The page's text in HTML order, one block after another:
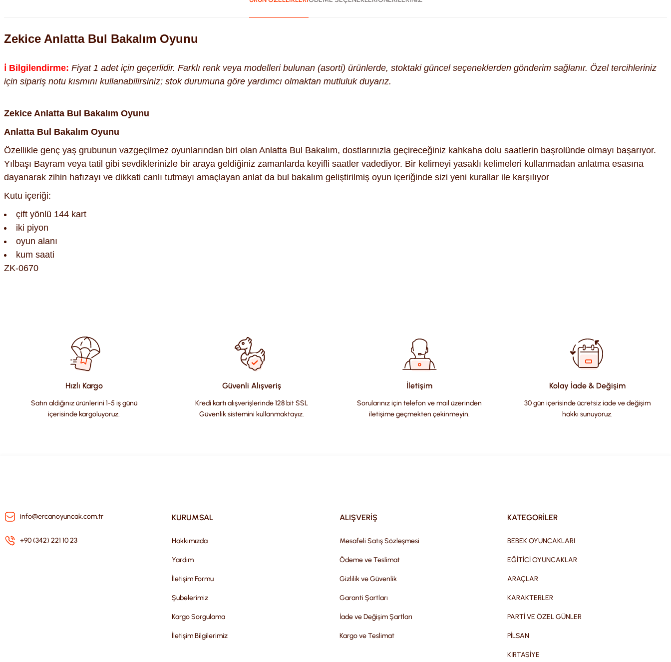
Zekice Anlatta Bul Bakalım Oyunu
ℹ️ Bilgilendirme: Fiyat 1 adet için geçerlidir. Farklı renk veya modelleri bulunan (asorti) ürünlerde, stoktaki güncel seçeneklerden gönderim sağlanır. Özel tercihleriniz
için sipariş notu kısmını kullanabilirsiniz; stok durumuna göre yardımcı olmaktan mutluluk duyarız.
Zekice Anlatta Bul Bakalım Oyunu
Anlatta Bul Bakalım Oyunu
Özellikle genç yaş grubunun vazgeçilmez oyunlarından biri olan Anlatta Bul Bakalım, dostlarınızla geçireceğiniz kahkaha dolu saatlerin başrolünde olmayı başarıyor.
Yılbaşı Bayram veya tatil gibi sevdiklerinizle bir araya geldiğiniz zamanlarda keyifli saatler vadediyor. Bir kelimeyi yasaklı kelimeleri kullanmadan anlatma esasına
dayanarak zihin hafızayı ve dikkati canlı tutmayı amaçlayan anlat da bul bakalım geliştirilmiş oyun içeriğinde sizi yeni kurallar ile karşılıyor
Kutu içeriği:
çift yönlü 144 kart
iki piyon
oyun alanı
kum saati
ZK-0670
Ürün resmi kalitesiz, bozuk veya görüntülenemiyor.
Ürün açıklamasında eksik bilgiler bulunuyor.
Ürün bilgilerinde hatalar bulunuyor.
Bu ürüne benzer farklı alternatifler olmalı.
Hızlı Kargo
Satın aldığınız ürünlerini 1-5 iş günü
içerisinde kargoluyoruz.
Güvenli Alışveriş
Kredi kartı alışverişlerinde 128 bit SSL
Güvenlik sistemini kullanmaktayız.
İletişim
Sorularınız için telefon ve mail üzerinden
iletişime geçmekten çekinmeyin.
Kolay İade & Değişim
30 gün içerisinde ücretsiz iade ve değişim
hakkı sunuyoruz.
info@ercanoyuncak.com.tr
+90 (342) 221 10 23
KURUMSAL
Hakkımızda
Yardım
İletişim Formu
Şubelerimiz
Kargo Sorgulama
İletişim Bilgilerimiz
ALIŞVERİŞ
Mesafeli Satış Sözleşmesi
Ödeme ve Teslimat
Gizlilik ve Güvenlik
Garanti Şartları
İade ve Değişim Şartları
Kargo ve Teslimat
KATEGORİLER
BEBEK OYUNCAKLARI
EĞİTİCİ OYUNCAKLAR
ARAÇLAR
KARAKTERLER
PARTİ VE ÖZEL GÜNLER
PİLSAN
KIRTASİYE